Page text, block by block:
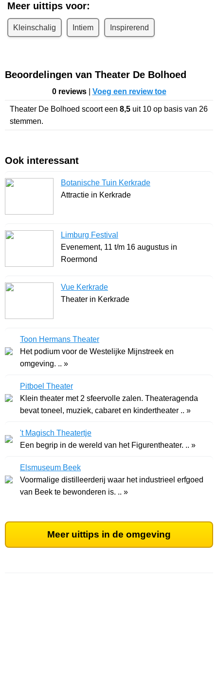
Meer uittips voor:
Kleinschalig Intiem Inspirerend
Beoordelingen van Theater De Bolhoed
0 reviews| Voeg een review toe
Theater De Bolhoed scoort een 8,5 uit 10 op basis van 26
stemmen.
Ook interessant
Botanische Tuin Kerkrade
Attractie in Kerkrade
Limburg Festival
Evenement, 11 t/m 16 augustus in
Roermond
Vue Kerkrade
Theater in Kerkrade
Toon Hermans Theater
Het podium voor de Westelijke Mijnstreek en
omgeving. .. »
Pitboel Theater
Klein theater met 2 sfeervolle zalen. Theateragenda
bevat toneel, muziek, cabaret en kindertheater .. »
't Magisch Theatertje
Een begrip in de wereld van het Figurentheater. .. »
Elsmuseum Beek
Voormalige distilleerderij waar het industrieel erfgoed
van Beek te bewonderen is. .. »
Meer uittips in de omgeving